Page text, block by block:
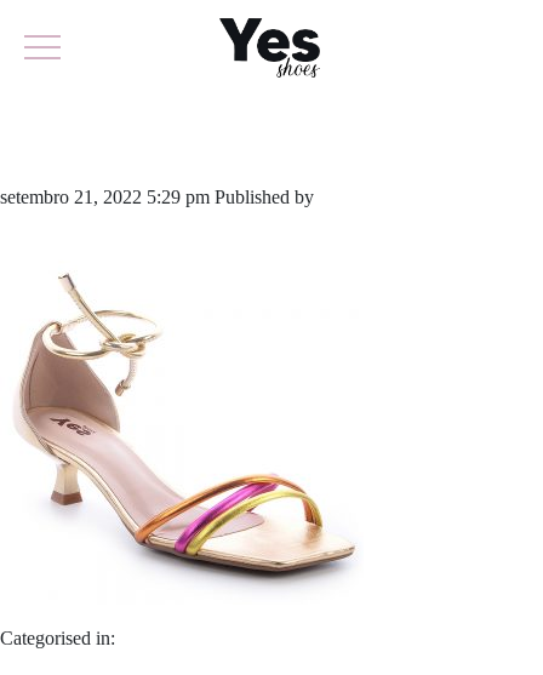
setembro 21, 2022 5:29 pm Published by
Categorised in: